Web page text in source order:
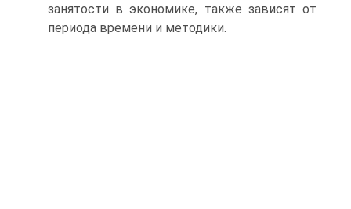
занятости в экономике, также зависят от
периода времени и методики.